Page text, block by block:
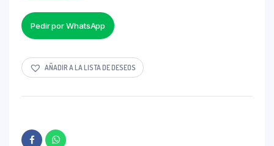
Pedir por WhatsApp
AÑADIR A LA LISTA DE DESEOS